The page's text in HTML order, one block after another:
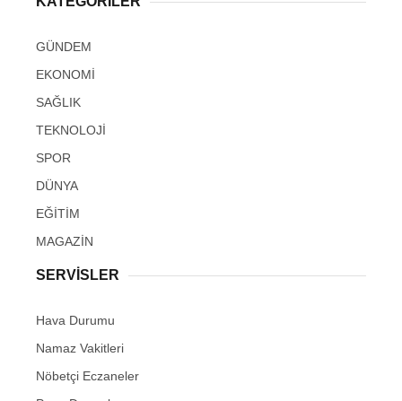
GÜNDEM
EKONOMİ
SAĞLIK
TEKNOLOJİ
SPOR
DÜNYA
EĞİTİM
MAGAZİN
SERVİSLER
Hava Durumu
Namaz Vakitleri
Nöbetçi Eczaneler